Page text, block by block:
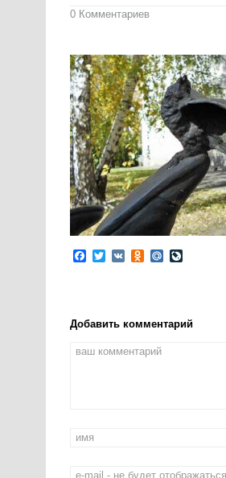
0 Комментариев
Facebook
Twitter
VK Odnoklassniki
Mail.Ru
Добавить комментарий